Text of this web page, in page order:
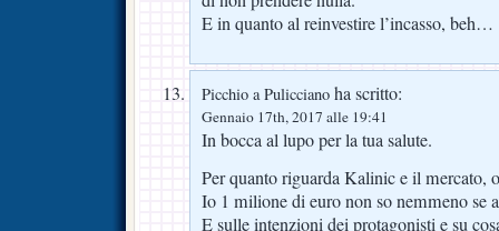
E in quanto al reinvestire l’incasso, beh…
Picchio a Pulicciano ha scritto:
Gennaio 17th, 2017 alle 19:41
In bocca al lupo per la tua salute.
Per quanto riguarda Kalinic e il mercato,
Io 1 milione di euro non so nemmeno se
E sulle intenzioni dei protagonisti e su